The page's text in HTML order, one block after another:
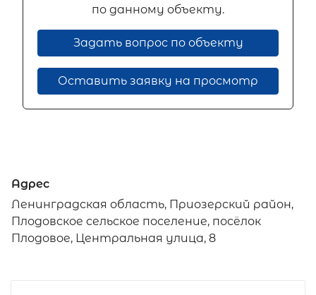
по данному объекту.
Задать вопрос по объекту
Оставить заявку на просмотр
Адрес
Ленинградская область, Приозерский район,
Плодовское сельское поселение, посёлок
Плодовое, Центральная улица, 8